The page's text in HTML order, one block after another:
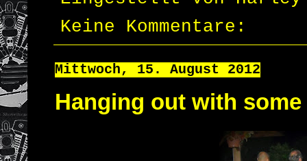
Keine Kommentare:
Mittwoch, 15. August 2012
Hanging out with